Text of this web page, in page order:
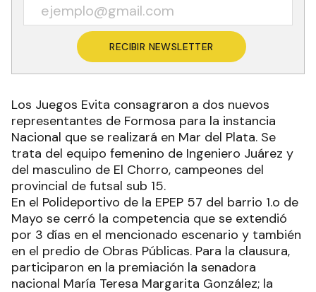
RECIBIR NEWSLETTER
Los Juegos Evita consagraron a dos nuevos
representantes de Formosa para la instancia
Nacional que se realizará en Mar del Plata. Se
trata del equipo femenino de Ingeniero Juárez y
del masculino de El Chorro, campeones del
provincial de futsal sub 15.
En el Polideportivo de la EPEP 57 del barrio 1.o de
Mayo se cerró la competencia que se extendió
por 3 días en el mencionado escenario y también
en el predio de Obras Públicas. Para la clausura,
participaron en la premiación la senadora
nacional María Teresa Margarita González; la